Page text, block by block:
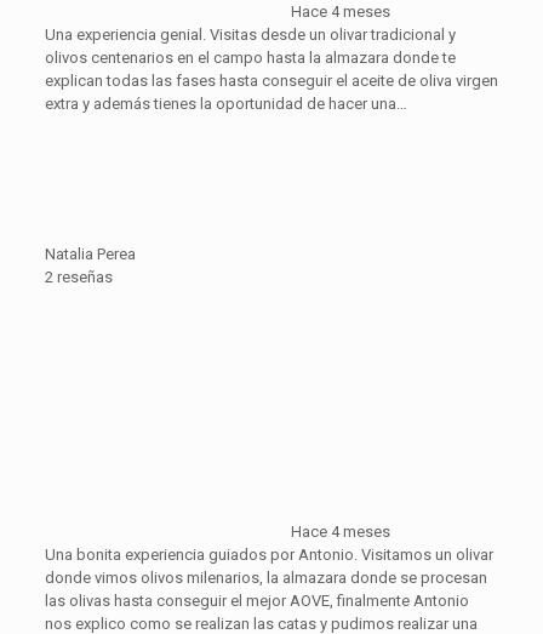
Hace 4 meses
Una experiencia genial. Visitas desde un olivar tradicional y
olivos centenarios en el campo hasta la almazara donde te
explican todas las fases hasta conseguir el aceite de oliva virgen
extra y además tienes la oportunidad de hacer una…
Natalia Perea
2 reseñas
Hace 4 meses
Una bonita experiencia guiados por Antonio. Visitamos un olivar
donde vimos olivos milenarios, la almazara donde se procesan
las olivas hasta conseguir el mejor AOVE, finalmente Antonio
nos explico como se realizan las catas y pudimos realizar una